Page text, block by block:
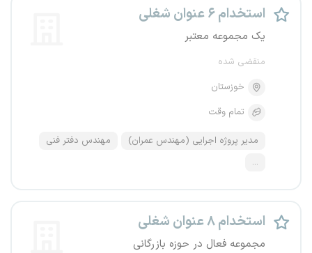
استخدام ۶ عنوان شغلی
یک مجموعه معتبر
منقضی شده
خوزستان
تمام وقت
مدیر پروژه اجرایی (مهندس عمران)
مهندس دفتر فنی
...
استخدام ۸ عنوان شغلی
مجموعه فعال در حوزه بازرگانی